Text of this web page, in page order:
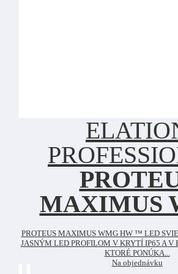
MAXIMUS
PROTEUS MAXIMUS WMG HW ™ LED
JASNÝM LED PROFILOM V KRYTÍ IP65 A V
KTORÉ PONÚKA...
Na objednávku